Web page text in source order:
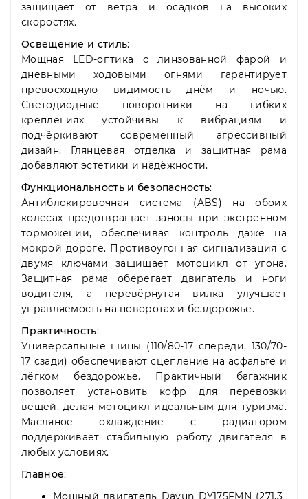
защищает от ветра и осадков на высоких
скоростях.
Освещение и стиль:
Мощная LED-оптика с линзованной фарой и
дневными ходовыми огнями гарантирует
превосходную видимость днём и ночью.
Светодиодные поворотники на гибких
креплениях устойчивы к вибрациям и
подчёркивают современный агрессивный
дизайн. Глянцевая отделка и защитная рама
добавляют эстетики и надёжности.
Функциональность и безопасность:
Антиблокировочная система (ABS) на обоих
колёсах предотвращает заносы при экстренном
торможении, обеспечивая контроль даже на
мокрой дороге. Противоугонная сигнализация с
двумя ключами защищает мотоцикл от угона.
Защитная рама оберегает двигатель и ноги
водителя, а перевёрнутая вилка улучшает
управляемость на поворотах и бездорожье.
Практичность:
Универсальные шины (110/80-17 спереди, 130/70-
17 сзади) обеспечивают сцепление на асфальте и
лёгком бездорожье. Практичный багажник
позволяет установить кофр для перевозки
вещей, делая мотоцикл идеальным для туризма.
Масляное охлаждение с радиатором
поддерживает стабильную работу двигателя в
любых условиях.
Главное:
Мощный двигатель Dayun DY175FMN (271,3